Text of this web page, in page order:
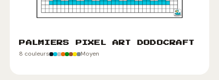
PALMIERS PIXEL ART DODOCRAFT
8 couleurs Moyen